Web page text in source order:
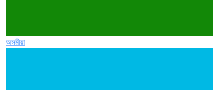
অসমীয়া